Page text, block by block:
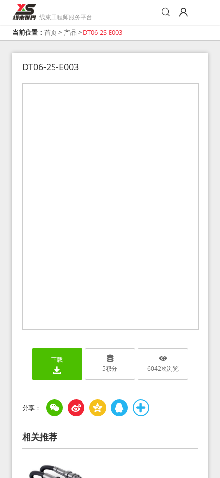
线束工程师服务平台
当前位置： 首页> 产品 > DT06-2S-E003
DT06-2S-E003
下载
5积分 6042次浏览
相关推荐